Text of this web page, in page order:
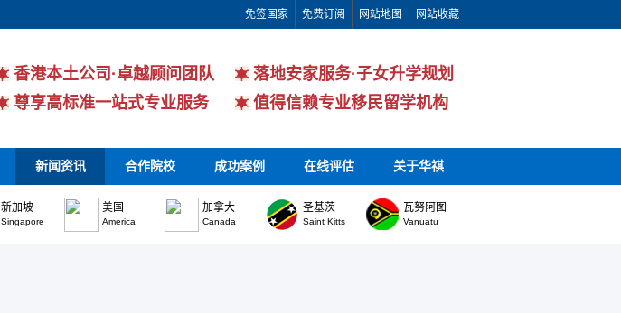
免签国家 免费订阅 网站地图 网站收藏
香港本土公司·卓越顾问团队
落地安家服务·子女升学规划
尊享高标准一站式专业服务
值得信赖专业移民留学机构
新闻资讯 合作院校 成功案例 在线评估 关于华祺
新加坡
Singapore
美国
America
加拿大
Canada
圣基茨
Saint Kitts
瓦努阿图
Vanuatu